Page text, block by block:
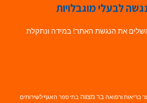
לבעלי מוגבלויות
את הנגשת האתר! במידה ונתקלת
בריאות ורפואה בר מצווה בתי ספר האגף לשירותים